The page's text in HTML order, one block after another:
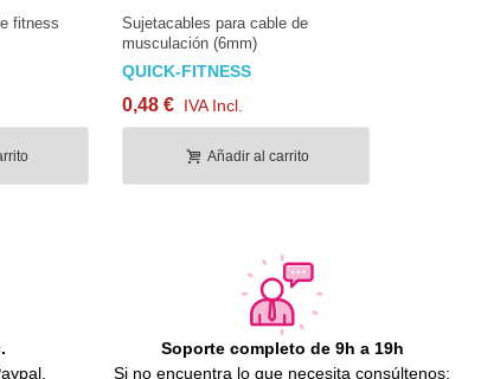
fitness
Sujetacables para cable de
musculación (6mm)
QUICK-FITNESS
0,48 € IVA Incl.
Añadir al carrito
Soporte completo de 9h a 19h
Si no encuentra lo que necesita consúltenos: